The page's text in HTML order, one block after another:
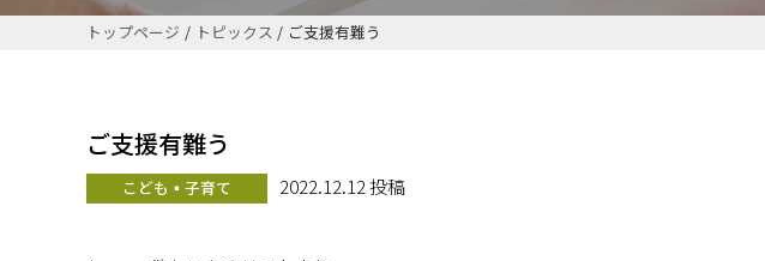
トップページ トピックス ご支援有難う
ご支援有難う
こども▪子育て 2022.12.12 投稿